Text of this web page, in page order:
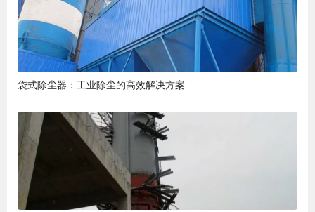
袋式除尘器：工业除尘的高效解决方案